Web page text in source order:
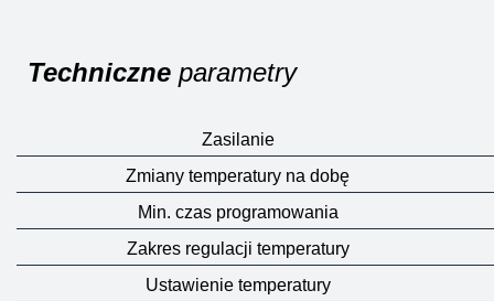
Techniczne parametry
Zasilanie
Zmiany temperatury na dobę
Min. czas programowania
Zakres regulacji temperatury
Ustawienie temperatury